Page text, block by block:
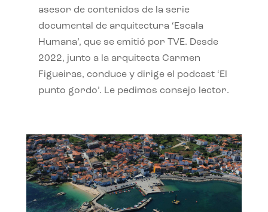
asesor de contenidos de la serie
documental de arquitectura ‘Escala
Humana’, que se emitió por TVE. Desde
2022, junto a la arquitecta Carmen
Figueiras, conduce y dirige el podcast ‘El
punto gordo’. Le pedimos consejo lector.